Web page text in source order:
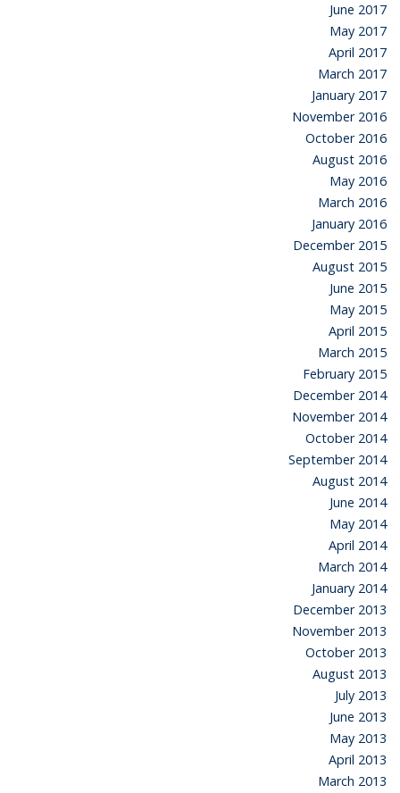
June 2017
May 2017
April 2017
March 2017
January 2017
November 2016
October 2016
August 2016
May 2016
March 2016
January 2016
December 2015
August 2015
June 2015
May 2015
April 2015
March 2015
February 2015
December 2014
November 2014
October 2014
September 2014
August 2014
June 2014
May 2014
April 2014
March 2014
January 2014
December 2013
November 2013
October 2013
August 2013
July 2013
June 2013
May 2013
April 2013
March 2013